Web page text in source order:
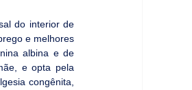
do interior de
e melhores
albina e de
e opta pela
congênita,